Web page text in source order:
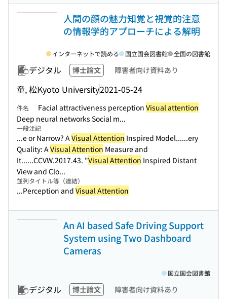
人間の顔の魅力知覚と視覚的注意
の情報学的アプローチによる解明
デジタル 博士論文 障害者向け資料あり
童, 松Kyoto University2021-05-24
インターネットで読める 国立国会図書館 全国の図書館
件名 Facial attractiveness perception Visual attention
Deep neural networks Social m...
一般注記
...e or Narrow? AVisual Attention Inspired Model......ery
Quality: AVisual Attention Measure and
It......CCVW.2017.43. "Visual Attention Inspired Distant
View and Clo...
並列タイトル等（連結）
...Perception and Visual Attention
An AI based Safe Driving Support
System using Two Dashboard
Cameras
デジタル 博士論文 障害者向け資料あり
国立国会図書館